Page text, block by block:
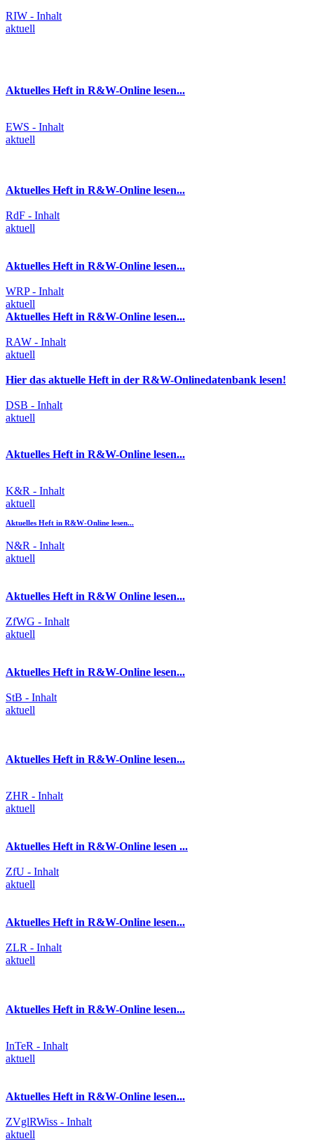
RIW - Inhalt
aktuell
Aktuelles Heft in R&W-Online lesen...
EWS - Inhalt
aktuell
Aktuelles Heft in R&W-Online lesen...
RdF - Inhalt
aktuell
Aktuelles Heft in R&W-Online lesen...
WRP - Inhalt
aktuell
Aktuelles Heft in R&W-Online lesen...
RAW - Inhalt
aktuell
Hier das aktuelle Heft in der R&W-Onlinedatenbank lesen!
DSB - Inhalt
aktuell
Aktuelles Heft in R&W-Online lesen...
K&R - Inhalt
aktuell
Aktuelles Heft in R&W-Online lesen...
N&R - Inhalt
aktuell
Aktuelles Heft in R&W Online lesen...
ZfWG - Inhalt
aktuell
Aktuelles Heft in R&W-Online lesen...
StB - Inhalt
aktuell
Aktuelles Heft in R&W-Online lesen...
ZHR - Inhalt
aktuell
Aktuelles Heft in R&W-Online lesen ...
ZfU - Inhalt
aktuell
Aktuelles Heft in R&W-Online lesen...
ZLR - Inhalt
aktuell
Aktuelles Heft in R&W-Online lesen...
InTeR - Inhalt
aktuell
Aktuelles Heft in R&W-Online lesen...
ZVglRWiss - Inhalt
aktuell